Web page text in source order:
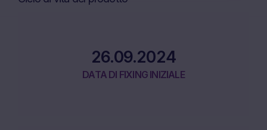
26.09.2024
DATA DI FIXING INIZIALE